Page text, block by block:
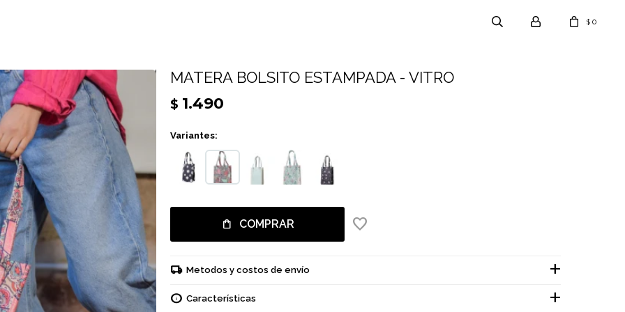
$ 0
MATERA BOLSITO ESTAMPADA - VITRO
$ 1.490
Variantes:
COMPRAR
Metodos y costos de envío
Características